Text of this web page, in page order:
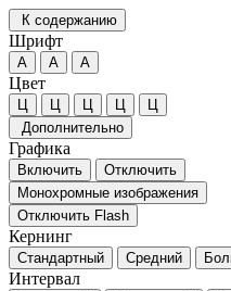
К содержанию
Шрифт
А А А
Цвет
Ц Ц Ц Ц
Ц
Дополнительно
Графика
Включить
Отключить
Монохромные изображения
Отключить Flash
Кернинг
Стандартный Средний
Интервал